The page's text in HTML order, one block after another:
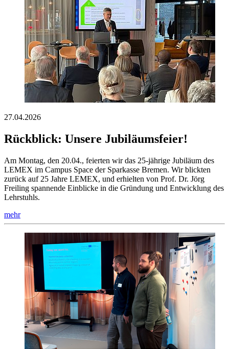
27.04.2026
Rückblick: Unsere Jubiläumsfeier!
Am Montag, den 20.04., feierten wir das 25-jährige Jubiläum des
LEMEX im Campus Space der Sparkasse Bremen. Wir blickten
zurück auf 25 Jahre LEMEX, und erhielten von Prof. Dr. Jörg
Freiling spannende Einblicke in die Gründung und Entwicklung des
Lehrstuhls.
mehr